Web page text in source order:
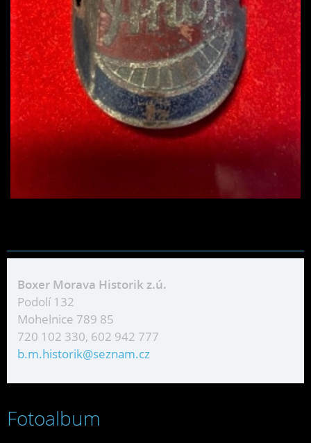
Boxer Morava Historik z.ú.
Podolí 132
Mohelnice 789 85
720 102 330, 602 942 777
b.m.historik@seznam.cz
Fotoalbum